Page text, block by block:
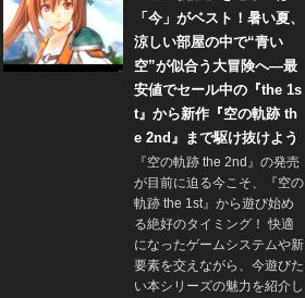
「今」がベスト！暑い夏、
涼しい部屋の中で“青い
空”が似合う大冒険へ―最
安値でセール中の『the 1s
t』から新作『空の軌跡 th
e 2nd』まで駆け抜けよう
『空の軌跡 the 2nd』の発売
が目前に迫る今こそ、『空の
軌跡 the 1st』から遊び始め
る絶好のタイミング！ 快適
になったゲームシステムや新
要素を交えながら、今遊びた
い本シリーズの魅力を紹介し